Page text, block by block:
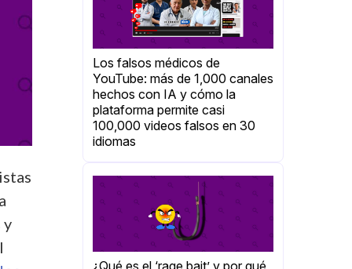
y
Los falsos médicos de
YouTube: más de 1,000 canales
hechos con IA y cómo la
plataforma permite casi
100,000 videos falsos en 30
idiomas
¿Qué es el ‘rage bait’ y por qué